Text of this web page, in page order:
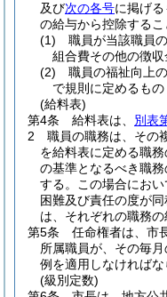
及び次の各号に掲げ
の給与から控除するこ
(1)
職員が当該職員
組合費その他の徴収
(2)
職員の福祉向上
で規則に定めるもの
(給料表)
第4条
給料表は、 別表
2
職員の職務は、その
を給料表に定める職
の基準となるべき職務
する。
この場合におい
困難及び責任の度が
は、それぞれの職務の
第5条
任命権者は、市
所属職員が、その毎
例を適用しなければな
(級別定数)